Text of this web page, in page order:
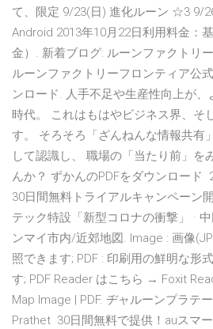
て、限定 9/23(日) 進化ルーン ☆3 9/
Android 2013年10月22日利用料金：
金）. 新着ブログ: ルーンファクトリ
ルーンファクトリーフロンティア公
ンロード. 人手不足や生産性向上が
時代。 これはもはやビジネス界、そ
す。 そろそろ「ざんねんな情報共有
して認識し、 職場の「当たり前」を
んか？ ずかんのPDFをダウンロード
30日間無料トライアルキャンペーン
テック特設「新型コロナの衝撃」 ·
ンマイ市内/近郊地図. Image : 画像
照できます; PDF : 印刷用の鮮明な形
す; PDF Reader はこちら → Foxit
Map Image | PDF. ヂャルーンプラテ
Prathet 30日間無料で提供！auスマ